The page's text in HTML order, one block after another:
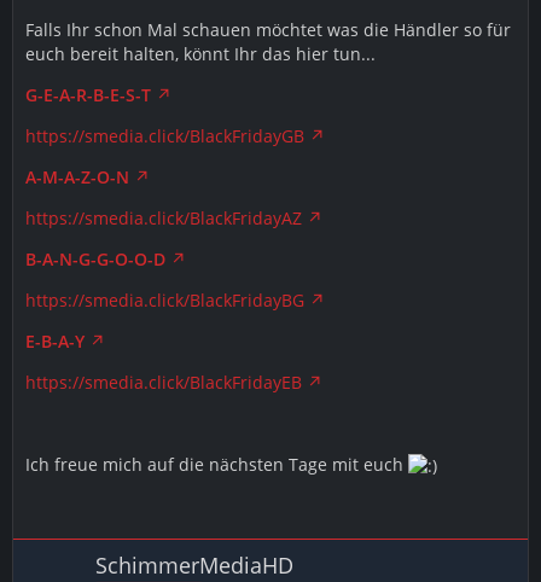
Falls Ihr schon Mal schauen möchtet was die Händler so für
euch bereit halten, könnt Ihr das hier tun...
G-E-A-R-B-E-S-T
https://smedia.click/BlackFridayGB
A-M-A-Z-O-N
https://smedia.click/BlackFridayAZ
B-A-N-G-G-O-O-D
https://smedia.click/BlackFridayBG
E-B-A-Y
https://smedia.click/BlackFridayEB
Ich freue mich auf die nächsten Tage mit euch
SchimmerMediaHD